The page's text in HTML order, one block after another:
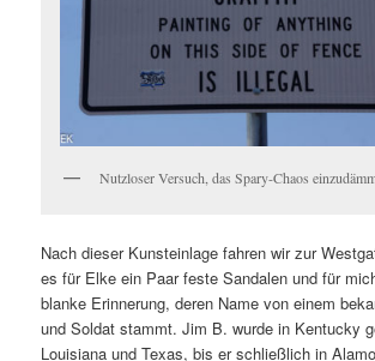
Nutzloser Versuch, das Spary-Chaos
Nach dieser Kunsteinlage fahren wir zur
es für Elke ein Paar feste Sandalen und für
blanke Erinnerung, deren Name von einem
und Soldat stammt. Jim B. wurde in Kentucky
Louisiana und Texas, bis er schließlich in